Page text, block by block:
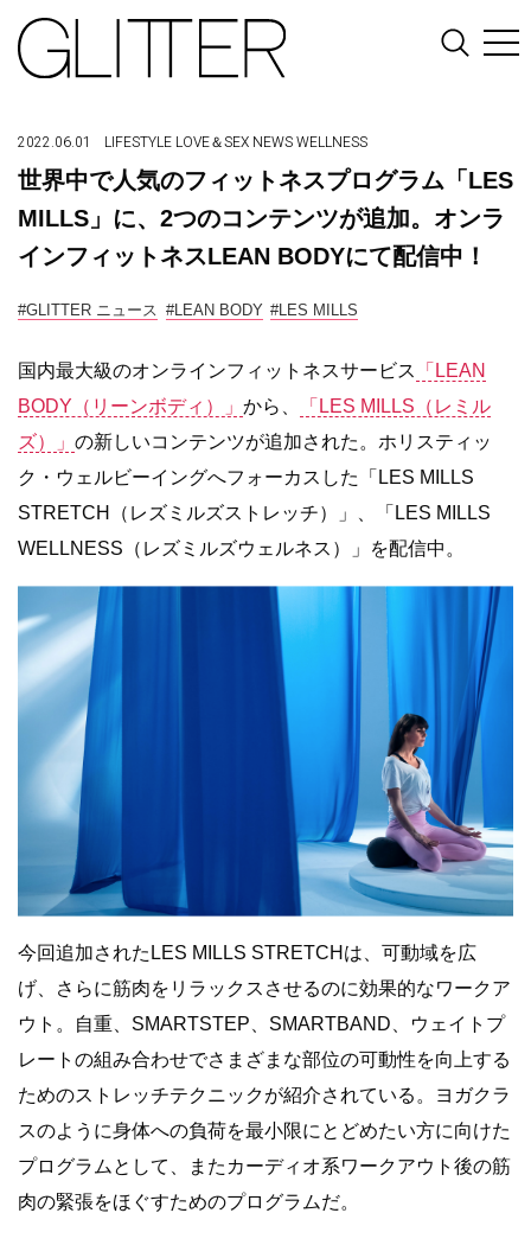
2022.06.01 LIFESTYLE LOVE＆SEX NEWSWELLNESS
世界中で人気のフィットネスプログラム「LES
MILLS」に、2つのコンテンツが追加。オンラ
インフィットネスLEAN BODYにて配信中！
#GLITTER ニュース #LEAN BODY #LES MILLS
国内最大級のオンラインフィットネスサービス
「LEAN
BODY（リーンボディ）」 から、
「LES MILLS（レミル
ズ）」 の新しいコンテンツが追加された。ホリスティッ
ク・ウェルビーイングへフォーカスした「LES MILLS
STRETCH（レズミルズストレッチ）」、「LES MILLS
WELLNESS（レズミルズウェルネス）」を配信中。
今回追加されたLES MILLS STRETCHは、可動域を広
げ、さらに筋肉をリラックスさせるのに効果的なワークア
ウト。自重、SMARTSTEP、SMARTBAND、ウェイトプ
レートの組み合わせでさまざまな部位の可動性を向上する
ためのストレッチテクニックが紹介されている。ヨガクラ
スのように身体への負荷を最小限にとどめたい方に向けた
プログラムとして、またカーディオ系ワークアウト後の筋
肉の緊張をほぐすためのプログラムだ。